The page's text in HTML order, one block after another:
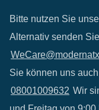
Bitte nutzen Sie
Alternativ senden
Sie können uns
08001009632 Wir